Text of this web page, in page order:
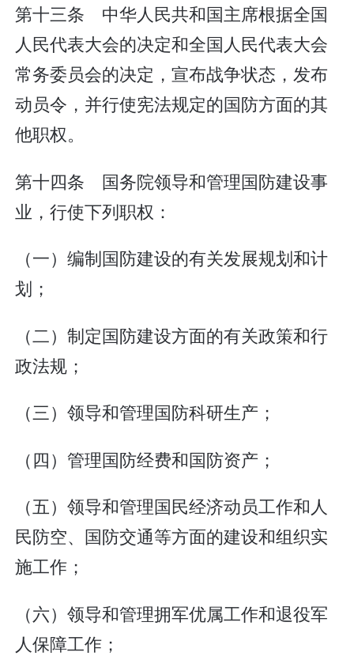
第十三条 中华人民共和国主席根据全国
人民代表大会的决定和全国人民代表大会
常务委员会的决定，宣布战争状态，发布
动员令，并行使宪法规定的国防方面的其
他职权。
第十四条 国务院领导和管理国防建设事
业，行使下列职权：
（一）编制国防建设的有关发展规划和计
划；
（二）制定国防建设方面的有关政策和行
政法规；
（三）领导和管理国防科研生产；
（四）管理国防经费和国防资产；
（五）领导和管理国民经济动员工作和人
民防空、国防交通等方面的建设和组织实
施工作；
（六）领导和管理拥军优属工作和退役军
人保障工作；